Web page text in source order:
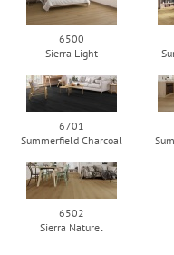
6500
Sierra Light
6701
Summerfield Charcoal
6502
Sierra Naturel